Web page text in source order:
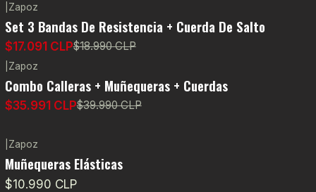
-10%
Zapoz
Set 3 Bandas De Resistencia + Cuerda De Salto
$17.091 CLP$18.990 CLP
-10%
Zapoz
Combo Calleras + Muñequeras + Cuerdas
$35.991 CLP$39.990 CLP
Zapoz
Muñequeras Elásticas
$10.990 CLP